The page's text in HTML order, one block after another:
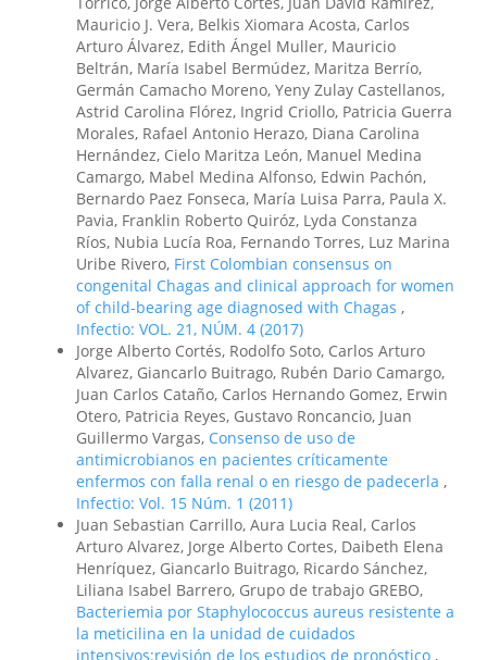
Mauricio J. Vera, Belkis Xiomara Acosta, Carlos
Arturo Álvarez, Edith Ángel Muller, Mauricio
Beltrán, María Isabel Bermúdez, Maritza Berrío,
Germán Camacho Moreno, Yeny Zulay Castellanos,
Astrid Carolina Flórez, Ingrid Criollo, Patricia Guerra
Morales, Rafael Antonio Herazo, Diana Carolina
Hernández, Cielo Maritza León, Manuel Medina
Camargo, Mabel Medina Alfonso, Edwin Pachón,
Bernardo Paez Fonseca, María Luisa Parra, Paula X.
Pavia, Franklin Roberto Quiróz, Lyda Constanza
Ríos, Nubia Lucía Roa, Fernando Torres, Luz Marina
Uribe Rivero, First Colombian consensus on
congenital Chagas and clinical approach for women
of child-bearing age diagnosed with Chagas ,
Infectio: VOL. 21, NÚM. 4 (2017)
Jorge Alberto Cortés, Rodolfo Soto, Carlos Arturo
Alvarez, Giancarlo Buitrago, Rubén Dario Camargo,
Juan Carlos Cataño, Carlos Hernando Gomez, Erwin
Otero, Patricia Reyes, Gustavo Roncancio, Juan
Guillermo Vargas, Consenso de uso de
antimicrobianos en pacientes críticamente
enfermos con falla renal o en riesgo de padecerla ,
Infectio: Vol. 15 Núm. 1 (2011)
Juan Sebastian Carrillo, Aura Lucia Real, Carlos
Arturo Alvarez, Jorge Alberto Cortes, Daibeth Elena
Henríquez, Giancarlo Buitrago, Ricardo Sánchez,
Liliana Isabel Barrero, Grupo de trabajo GREBO,
Bacteriemia por Staphylococcus aureus resistente a
la meticilina en la unidad de cuidados
intensivos:revisión de los estudios de pronóstico ,